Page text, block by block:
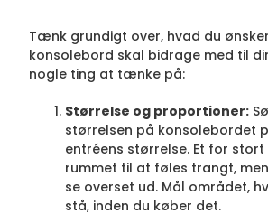
Tænk grundigt over, hvad du
konsolebord skal bidrage med til
nogle ting at tænke på:
Størrelse og proportioner:
størrelsen på konsolebordet
entréens størrelse. Et for
rummet til at føles trangt,
se overset ud. Mål området,
stå, inden du køber det.